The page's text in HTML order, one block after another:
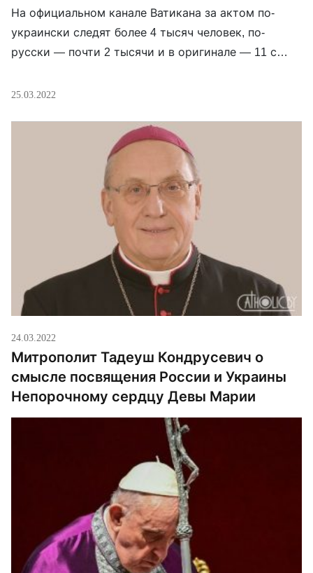
На официальном канале Ватикана за актом по-
украински следят более 4 тысяч человек, по-
русски — почти 2 тысячи и в оригинале — 11 с
2022 года в ходе покаянного богослужения,
времени, сам же акт посвящения будет иметь
место около 18.30 по римскому […]
25.03.2022
24.03.2022
Митрополит Тадеуш Кондрусевич о
смысле посвящения России и Украины
Непорочному сердцу Девы Марии